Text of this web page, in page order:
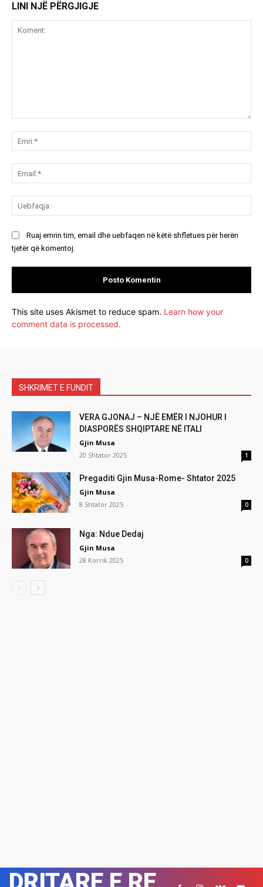
LINI NJË PËRGJIGJE
Ruaj emrin tim, email dhe uebfaqen në këtë shfletues për herën
tjetër që komentoj.
This site uses Akismet to reduce spam. Learn how your
comment data is processed.
SHKRIMET E FUNDIT
VERA GJONAJ – NJË EMËR I NJOHUR I
DIASPORËS SHQIPTARE NË ITALI
Gjin Musa
20 Shtator 2025
1
Pregaditi Gjin Musa-Rome- Shtator 2025
Gjin Musa
8 Shtator 2025
0
Nga: Ndue Dedaj
Gjin Musa
28 Korrik 2025
0